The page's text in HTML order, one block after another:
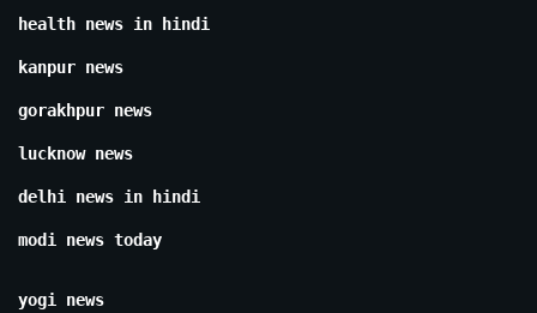
health news in hindi
kanpur news
gorakhpur news
lucknow news
delhi news in hindi
modi news today
yogi news